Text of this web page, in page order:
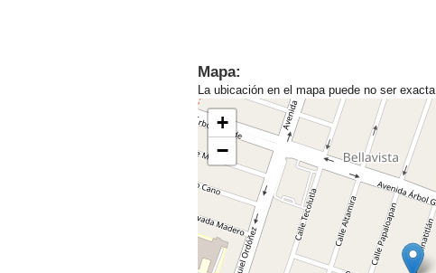
Mapa:
La ubicación en el mapa puede no ser exacta
+
−